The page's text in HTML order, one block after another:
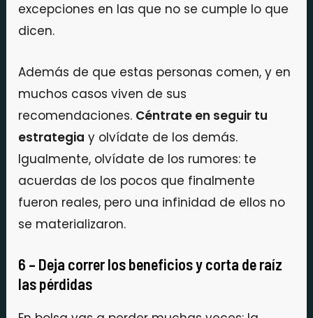
excepciones en las que no se cumple lo que
dicen.
Además de que estas personas comen, y en
muchos casos viven de sus
recomendaciones. Céntrate en seguir tu
estrategia y olvídate de los demás.
Igualmente, olvídate de los rumores: te
acuerdas de los pocos que finalmente
fueron reales, pero una infinidad de ellos no
se materializaron.
6 – Deja correr los beneficios y corta de raíz
las pérdidas